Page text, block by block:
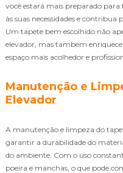
você estará mais preparado
às suas necessidades e
Um tapete bem escolhido não
elevador, mas também
espaço mais acolhedor e
Manutenção e
Elevador
A manutenção e limpeza do
garantir a durabilidade do
do ambiente. Com o uso
poeira e manchas, o que pode